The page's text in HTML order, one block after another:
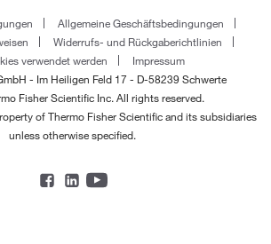
Allgemeine Geschäftsbedingungen
Widerrufs- und Rückgaberichtlinien
verwendet werden
Impressum
- Im Heiligen Feld 17 - D-58239 Schwerte
Fisher Scientific Inc. All rights reserved.
of Thermo Fisher Scientific and its subsidiaries
unless otherwise specified.